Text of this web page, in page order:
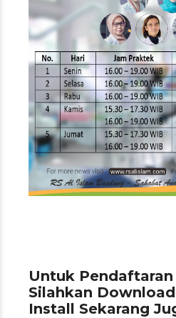
Untuk Pendaftaran
Silahkan
Install Sekarang